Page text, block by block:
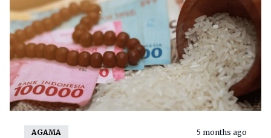
AGAMA 5 months ago